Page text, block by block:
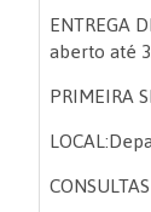
ENTREGA
aberto até
PRIMEIRA